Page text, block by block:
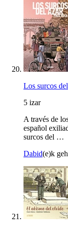
Los surcos
5 izar
A través de
español
surcos del …
Dabid(e)k